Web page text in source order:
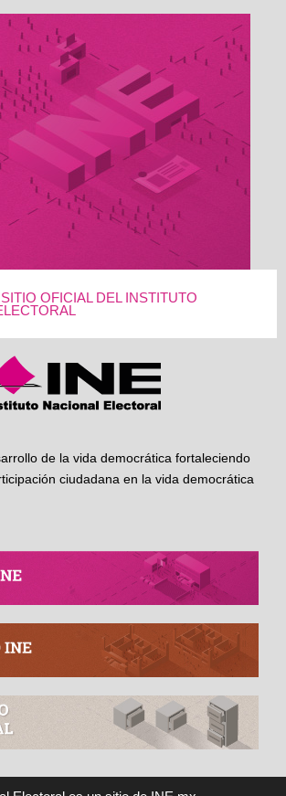
OFICIAL DEL INSTITUTO
de la vida democrática fortaleciendo
ciudadana en la vida democrática